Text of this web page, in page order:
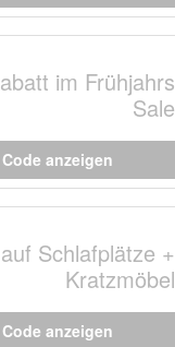
im Frühjahrs
Sale
Code anzeigen
Schlafplätze +
Kratzmöbel
Code anzeigen